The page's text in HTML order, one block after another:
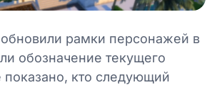
обновили рамки персонажей в
обозначение текущего
показано, кто следующий